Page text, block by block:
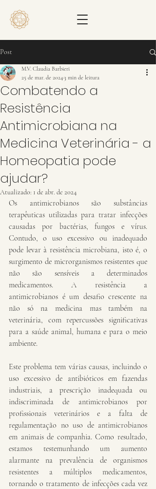
Post
Combatendo a
Resistência
Antimicrobiana na
Medicina Veterinária - a
Homeopatia pode
ajudar?
M.V. Claudia Barbieri
25 de mar. de 20243 min de leitura
Atualizado: 1 de abr. de 2024
Os antimicrobianos são substâncias
terapêuticas utilizadas para tratar infecções
causadas por bactérias, fungos e vírus.
Contudo, o uso excessivo ou inadequado
pode levar à resistência microbiana, isto é, o
surgimento de microrganismos resistentes que
não são sensíveis a determinados
medicamentos. A resistência a
antimicrobianos é um desafio crescente na
não só na medicina mas também na
veterinária, com repercussões significativas
para a saúde animal, humana e para o meio
ambiente.
Este problema tem várias causas, incluindo o
uso excessivo de antibióticos em fazendas
industriais, a prescrição inadequada ou
indiscriminada de antimicrobianos por
profissionais veterinários e a falta de
regulamentação no uso de antimicrobianos
em animais de companhia. Como resultado,
estamos testemunhando um aumento
alarmante na prevalência de organismos
resistentes a múltiplos medicamentos,
tornando o tratamento de infecções cada vez